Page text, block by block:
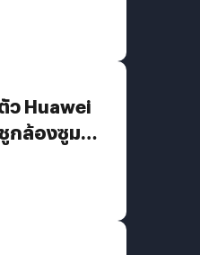
ว Huawei
กล้องซูม